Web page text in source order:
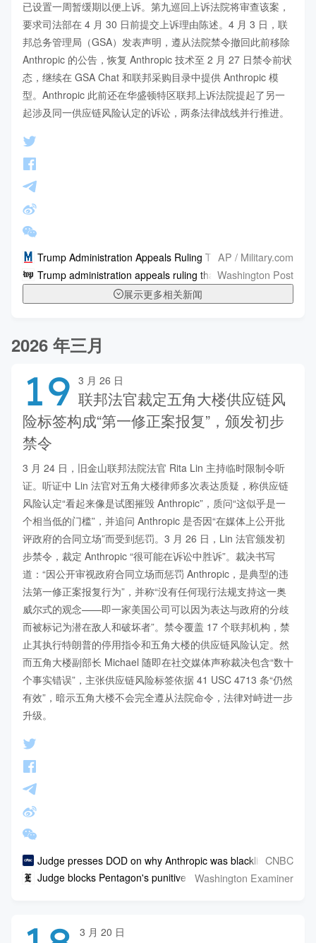
已设置一周暂缓期以便上诉。第九巡回上诉法院将审查该案，
要求司法部在 4 月 30 日前提交上诉理由陈述。4 月 3 日，联
邦总务管理局（GSA）发表声明，遵从法院禁令撤回此前移除
Anthropic 的公告，恢复 Anthropic 技术至 2 月 27 日禁令前状
态，继续在 GSA Chat 和联邦采购目录中提供 Anthropic 模
型。Anthropic 此前还在华盛顿特区联邦上诉法院提起了另一
起涉及同一供应链风险认定的诉讼，两条法律战线并行推进。
Trump Administration Appeals Ruling That Blocked Pentagon
AP / Military.com
Trump administration appeals ruling that blocked Pentagon
Washington Post
展示更多相关新闻
2026 年三月
19 3 月 26 日
联邦法官裁定五角大楼供应链风
险标签构成“第一修正案报复”，颁发初步
禁令
3 月 24 日，旧金山联邦法院法官 Rita Lin 主持临时限制令听
证。听证中 Lin 法官对五角大楼律师多次表达质疑，称供应链
风险认定“看起来像是试图摧毁 Anthropic”，质问“这似乎是一
个相当低的门槛”，并追问 Anthropic 是否因“在媒体上公开批
评政府的合同立场”而受到惩罚。3 月 26 日，Lin 法官颁发初
步禁令，裁定 Anthropic “很可能在诉讼中胜诉”。裁决书写
道：“因公开审视政府合同立场而惩罚 Anthropic，是典型的违
法第一修正案报复行为”，并称“没有任何现行法规支持这一奥
威尔式的观念——即一家美国公司可以因为表达与政府的分歧
而被标记为潜在敌人和破坏者”。禁令覆盖 17 个联邦机构，禁
止其执行特朗普的停用指令和五角大楼的供应链风险认定。然
而五角大楼副部长 Michael 随即在社交媒体声称裁决包含“数十
个事实错误”，主张供应链风险标签依据 41 USC 4713 条“仍然
有效”，暗示五角大楼不会完全遵从法院命令，法律对峙进一步
升级。
Judge presses DOD on why Anthropic was blacklisted: 'That
CNBC
Judge blocks Pentagon's punitive measures against 'supply
Washington Examiner
3 月 20 日